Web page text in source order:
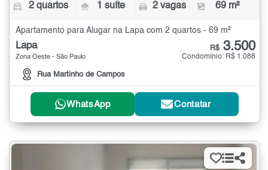
2 quartos 1 suíte 2 vagas 69 m²
Apartamento para Alugar na Lapa com 2 quartos - 69 m²
Lapa
Zona Oeste - São Paulo
Rua Martinho de Campos
R$ 3.500
Condomínio: R$ 1.088
WhatsApp Contatar